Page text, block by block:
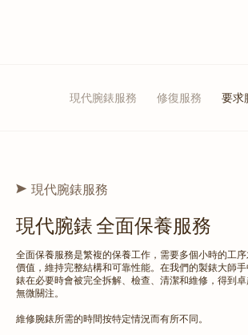
現代腕錶服務 修復服務 要求
現代腕錶服務
現代腕錶 全面保養服務
全面保養服務是繁複的保養工作，需要多個小時的工
價值，維持完整結構和可靠性能。在我們的製錶大師
錶在必要時會被完全拆解、檢查、清潔和維修，得到
無微關注。
維修腕錶所需的時間按特定情況而有所不同。